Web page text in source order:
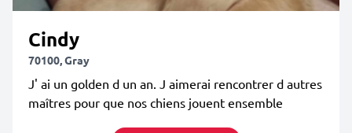
Cindy
70100, Gray
J' ai un golden d un an. J aimerai rencontrer d autres
maîtres pour que nos chiens jouent ensemble